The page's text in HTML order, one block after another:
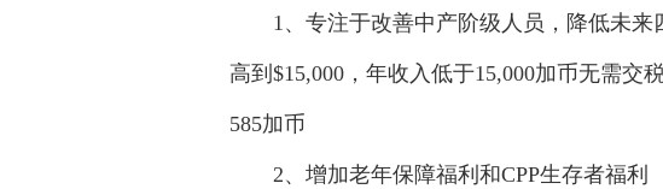
1、专注于改善中产阶级人员，降低未来
高到$15,000，年收入低于15,000加币无需
585加币
2、增加老年保障福利和CPP生存者福利